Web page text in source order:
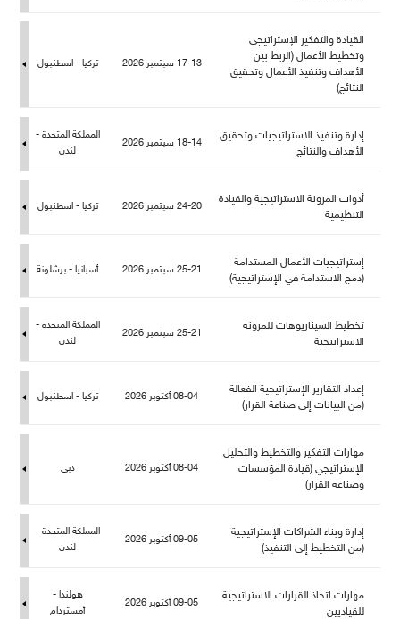
القيادة والتفكير الإستراتيجي
وتخطيط الأعمال (الربط بين
الأهداف وتنفيذ الأعمال وتحقيق
النتائج)
17-13 سبتمبر 2026 تركيا - اسطنبو
إدارة وتنفيذ الاستراتيجيات وتحقيق
الأهداف والنتائج
18-14 سبتمبر 2026
المملكة المتحدة -
ندن
أدوات المرونة الاستراتيجية والقيادة
التنظيمية
24-20 سبتمبر 2026 تركيا - اسطنبو
إستراتيجيات الأعمال المستدامة
(دمج الاستدامة في الإستراتيجية)
25-21 سبتمبر 2026 أسبانيا - برشلونة
تخطيط السيناريوهات للمرونة
الاستراتيجية
25-21 سبتمبر 2026
المملكة المتحدة -
ندن
إعداد التقارير الإستراتيجية الفعالة
(من البيانات إلى صناعة القرار)
08-04 أكتوبر 2026 تركيا - اسطنبو
هارات التفكير والتخطيط والتحلي
الإستراتيجي (قيادة المؤسسات
وصناعة القرار)
08-04 أكتوبر 2026 دبي
إدارة وبناء الشراكات الإستراتيجية
(من التخطيط إلى التنفيذ)
09-05 أكتوبر 2026
المملكة المتحدة -
ندن
هارات اتخاذ القرارات الاستراتيجية
قياديين
09-05 أكتوبر 2026
هولندا -
أمستردا